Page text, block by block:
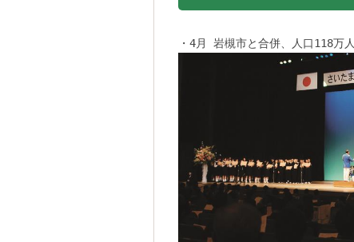
・4月 岩槻市と合併、人口118万